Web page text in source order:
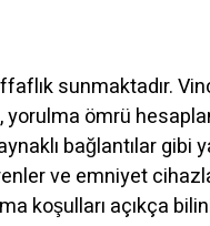
sunmaktadır.
ömrü
bağlantılar
ve emniyet
koşulları açıkça